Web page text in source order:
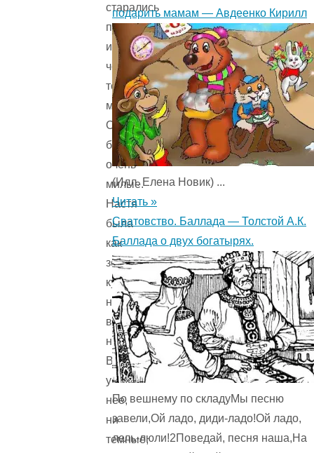
старались
помочь
им,
чем
только
могли.
Они
были
очень
милые.
Настя
была
как
золотая
курочка
на
высоких
ногах.
Волосы
у
нее,
ни
темные,
подарить мамам — Авдеенко Кирилл
(Илл. Елена Новик) ...
Читать »
Сватовство. Баллада — Толстой А.К.
Баллада о двух богатырях.
По вешнему по складуМы песню
завели,Ой ладо, диди-ладо!Ой ладо,
лель-люли!2Поведай, песня наша,На